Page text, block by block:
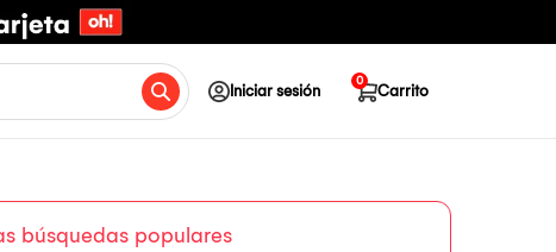
Iniciar sesión Carrito
0
búsquedas populares